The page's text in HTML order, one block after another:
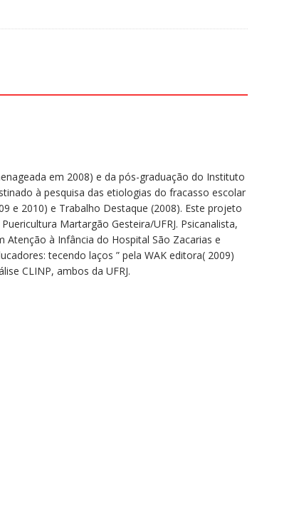
em 2008) e da pós-graduação do Instituto
à pesquisa das etiologias do fracasso escolar
e 2010) e Trabalho Destaque (2008). Este projeto
Martargão Gesteira/UFRJ. Psicanalista,
Atenção à Infância do Hospital São Zacarias e
tecendo laços ” pela WAK editora( 2009)
CLINP, ambos da UFRJ.